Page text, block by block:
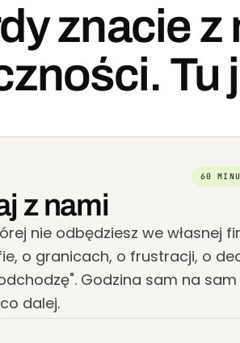
znacie z
Tu
60
z nami
nie odbędziesz we własnej
o granicach, o frustracji, o
Godzina sam na sam
dalej.